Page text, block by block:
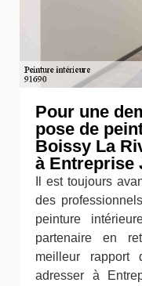
Pour une
pose de
Boissy La
à Entreprise
Il est toujours
des
peinture
partenaire en
meilleur rapport
adresser à